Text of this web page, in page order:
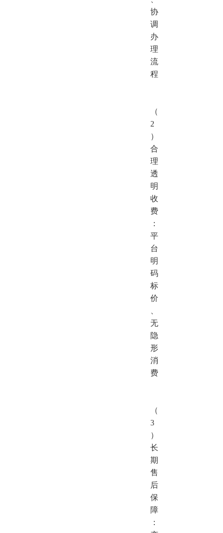
协
调
办
理
流
程
（
2
）
合
理
透
明
收
费
：
平
台
明
码
标
价
无
隐
形
消
费
（
3
）
长
期
售
后
保
障
：